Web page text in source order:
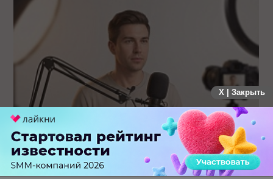
Российский рынок инфлюенс-маркетинга вошел в фазу
стагнации после нескольких лет роста
X | Закрыть